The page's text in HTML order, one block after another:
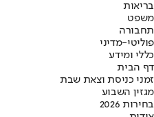
בריאות
משפט
תחבורה
פוליטי-מדיני
כללי ומידע
דף הבית
זמני כניסת וצאת שבת
מגזין השבוע
בחירות 2026